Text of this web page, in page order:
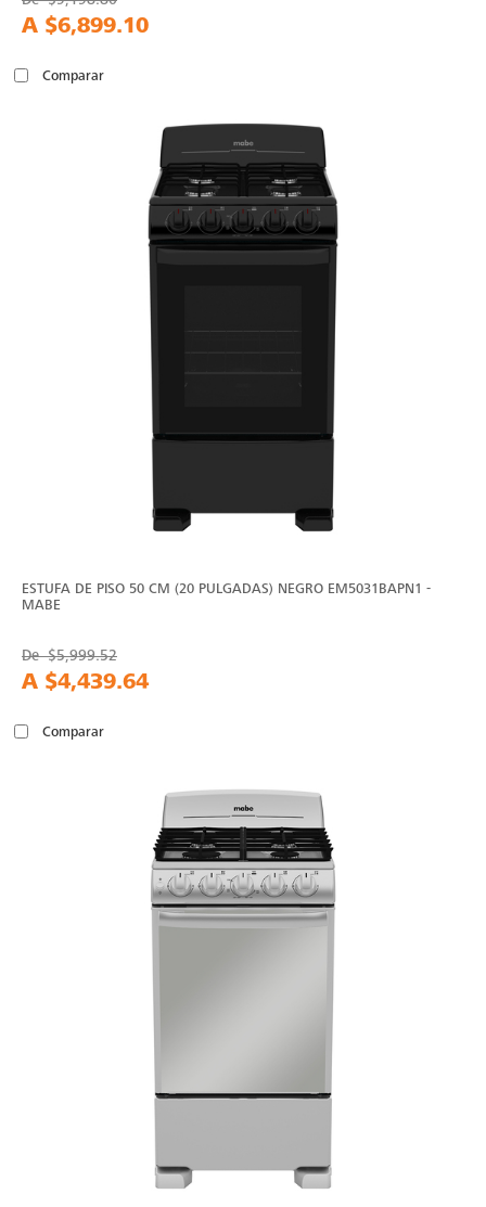
A $6,899.10
Comparar
ESTUFA DE PISO 50 CM (20 PULGADAS) NEGRO EM5031BAPN1 -
MABE
De$5,999.52
A $4,439.64
Comparar